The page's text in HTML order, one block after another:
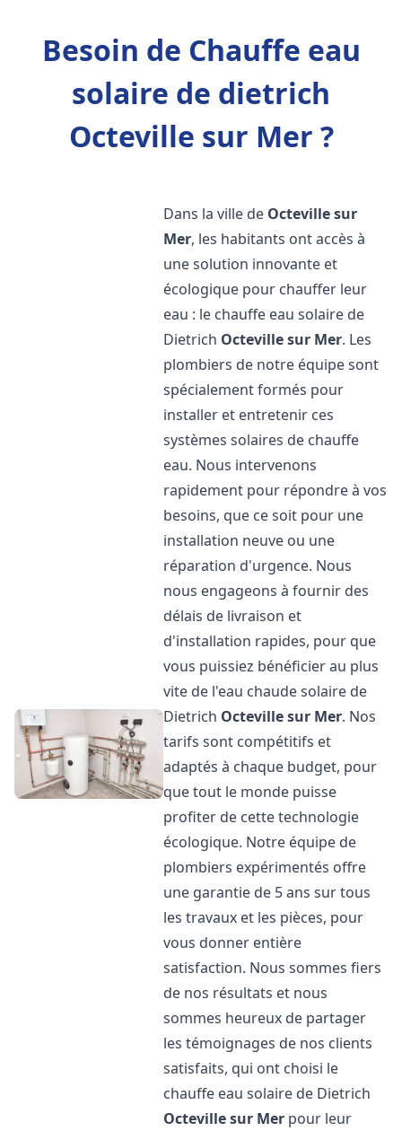
Besoin de Chauffe eau
solaire de dietrich
Octeville sur Mer ?
Dans la ville de Octeville sur
Mer, les habitants ont accès à
une solution innovante et
écologique pour chauffer leur
eau : le chauffe eau solaire de
Dietrich Octeville sur Mer. Les
plombiers de notre équipe sont
spécialement formés pour
installer et entretenir ces
systèmes solaires de chauffe
eau. Nous intervenons
rapidement pour répondre à vos
besoins, que ce soit pour une
installation neuve ou une
réparation d'urgence. Nous
nous engageons à fournir des
délais de livraison et
d'installation rapides, pour que
vous puissiez bénéficier au plus
vite de l'eau chaude solaire de
Dietrich Octeville sur Mer. Nos
tarifs sont compétitifs et
adaptés à chaque budget, pour
que tout le monde puisse
profiter de cette technologie
écologique. Notre équipe de
plombiers expérimentés offre
une garantie de 5 ans sur tous
les travaux et les pièces, pour
vous donner entière
satisfaction. Nous sommes fiers
de nos résultats et nous
sommes heureux de partager
les témoignages de nos clients
satisfaits, qui ont choisi le
chauffe eau solaire de Dietrich
Octeville sur Mer pour leur